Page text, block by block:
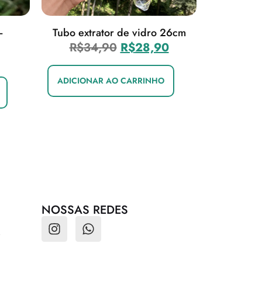
Tubo extrator de vidro 26cm
R$34,90 R$28,90
ADICIONAR AO CARRINHO
NOSSAS REDES